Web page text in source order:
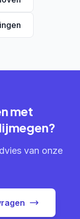
met
van onze